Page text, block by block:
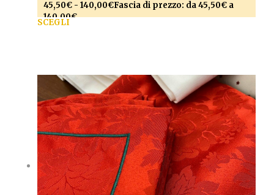
45,50€ - 140,00€Fascia di prezzo: da 45,50€ a
140,00€
SCEGLI